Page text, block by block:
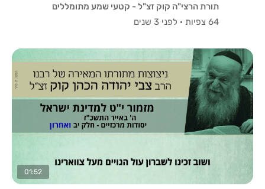
תורת הרצי"ה קוק זצ"ל - קטעי שמע מתומללים
64 צפיות
· לפני 3 שנים
01:52